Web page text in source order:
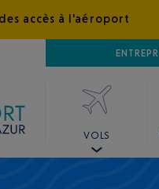
accès à l'aéroport
D'AZUR
VOLS